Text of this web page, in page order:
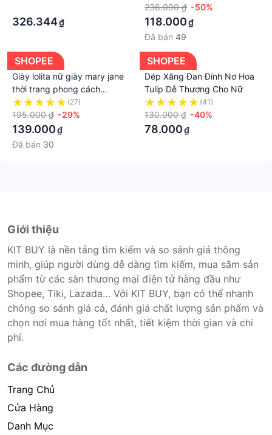
326.344₫
Quốc Ngọt Ngào Và Ngọt
Ngào
236.000 ₫ -50%
118.000₫
Đã bán 49
SHOPEE
Giày lolita nữ giày mary jane
thời trang phong cách
ulzzang đi học giày tây đế
đốc oxford đế mềm êm
nhẹ.Ms:LLT005
(27)
195.000 ₫ -29%
139.000₫
Đã bán 30
SHOPEE
Dép Xăng Đan Đính Nơ Hoa
Tulip Dễ Thương Cho Nữ
(41)
130.000 ₫ -40%
78.000₫
Giới thiệu
KIT BUY là nền tảng tìm kiếm và so sánh giá thông
minh, giúp người dùng dễ dàng tìm kiếm, mua sắm sản
phẩm từ các sàn thương mại điện tử hàng đầu như
Shopee, Tiki, Lazada… Với KIT BUY, bạn có thể nhanh
chóng so sánh giá cả, đánh giá chất lượng sản phẩm và
chọn nơi mua hàng tốt nhất, tiết kiệm thời gian và chi
phí.
Các đường dẫn
Trang Chủ
Cửa Hàng
Danh Mục